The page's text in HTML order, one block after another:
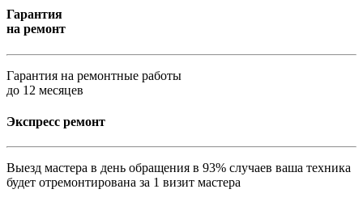
Гарантия
на ремонт
Гарантия на ремонтные работы
до 12 месяцев
Экспресс ремонт
Выезд мастера в день обращения в 93% случаев ваша техника
будет отремонтирована за 1 визит мастера